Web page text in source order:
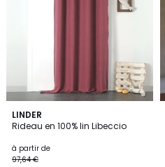
LINDER
Rideau en 100% lin Libeccio
à partir de
97,64 €
9
Couleurs